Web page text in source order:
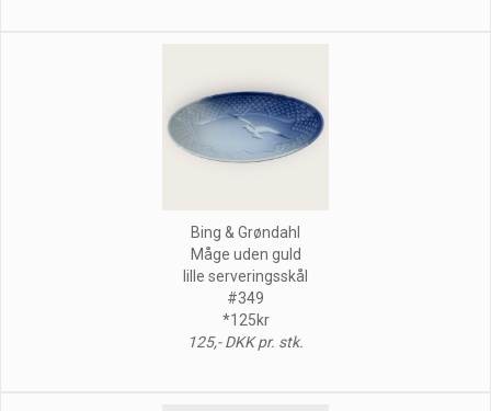
Bing & Grøndahl
Måge uden guld
lille serveringsskål
#349
*125kr
125,- DKK pr. stk.